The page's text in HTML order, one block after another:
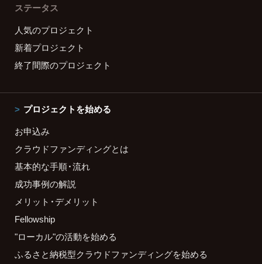
ステータス
人気のプロジェクト
新着プロジェクト
終了間際のプロジェクト
プロジェクトを始める
お申込み
クラウドファンディングとは
基本的な手順・流れ
成功事例の解説
メリット・デメリット
Fellowship
"ローカル"の活動を始める
ふるさと納税型クラウドファンディングを始める